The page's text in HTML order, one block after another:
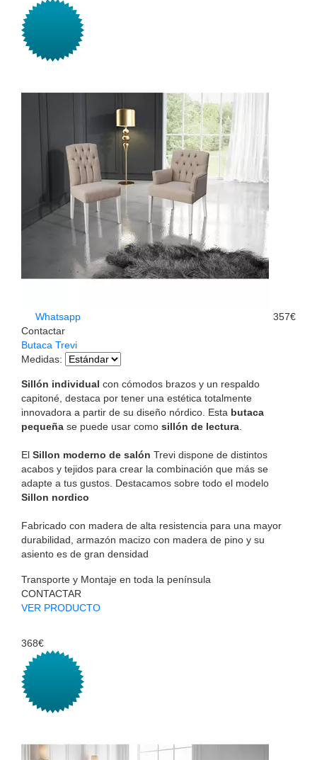
Whatsapp
Contactar
357€
Butaca Trevi
Medidas:
Sillón individual con cómodos brazos y un respaldo
capitoné, destaca por tener una estética totalmente
innovadora a partir de su diseño nórdico. Esta butaca
pequeña se puede usar como sillón de lectura
El Sillon moderno de salón Trevi dispone de distintos
acabos y tejidos para crear la combinación que más se
adapte a tus gustos. Destacamos sobre todo el modelo
Sillon nordico
Fabricado con madera de alta resistencia para una mayor
durabilidad, armazón macizo con madera de pino y su
asiento es de gran densidad
Transporte y Montaje en toda la península
CONTACTAR
VER PRODUCTO
368€